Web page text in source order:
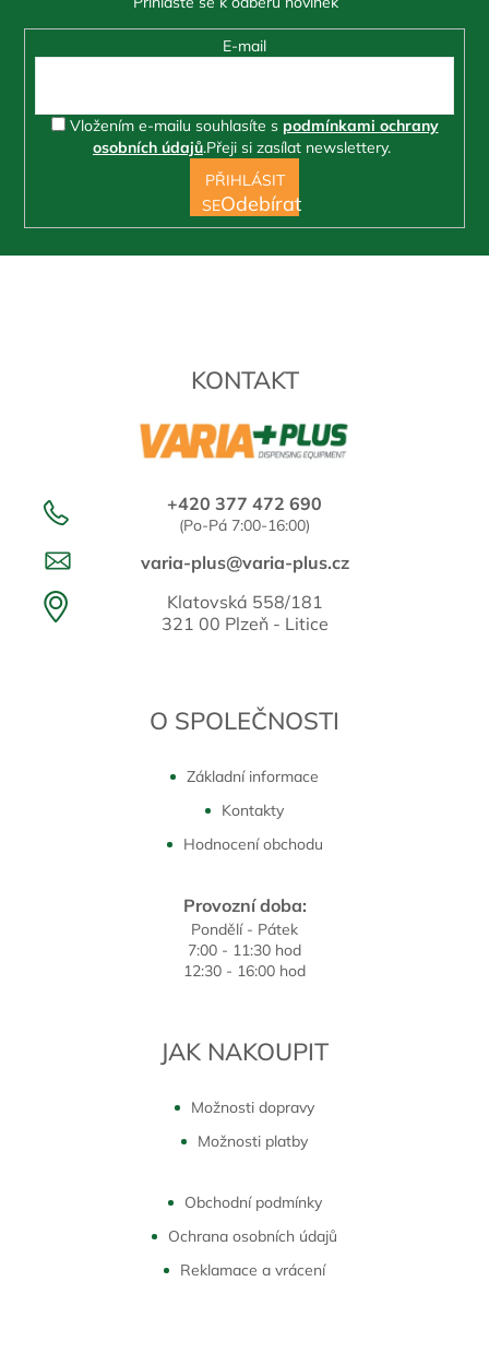
KONTAKT
+420 377 472 690
(Po-Pá 7:00-16:00)
varia-plus@varia-plus.cz
Klatovská 558/181
321 00 Plzeň - Litice
O SPOLEČNOSTI
Základní informace
Kontakty
Hodnocení obchodu
Provozní doba:
Pondělí - Pátek
7:00 - 11:30 hod
12:30 - 16:00 hod
JAK NAKOUPIT
Možnosti dopravy
Možnosti platby
Obchodní podmínky
Ochrana osobních údajů
Reklamace a vrácení
E-mail
Vložením e-mailu souhlasíte s podmínkami ochrany
osobních údajů.Přeji si zasílat newslettery.
PŘIHLÁSIT
SE